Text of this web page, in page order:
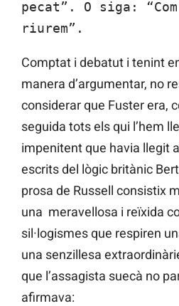
pecat”. O siga: “Com
riurem”.
Comptat i debatut i tenint
manera d’argumentar, no
considerar que Fuster era,
seguida tots els qui l’hem
impenitent que havia llegit
escrits del lògic britànic
prosa de Russell consistix
una meravellosa i reïxida
sil·logismes que respiren
una senzillesa
que l’assagista suecà no
afirmava: